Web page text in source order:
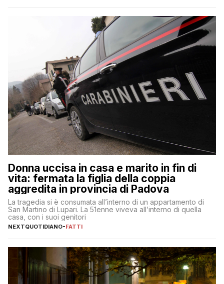
Donna uccisa in casa e marito in fin di
vita: fermata la figlia della coppia
aggredita in provincia di Padova
La tragedia si è consumata all’interno di un appartamento di
San Martino di Lupari. La 51enne viveva all’interno di quella
casa, con i suoi genitori
NEXTQUOTIDIANO-FATTI